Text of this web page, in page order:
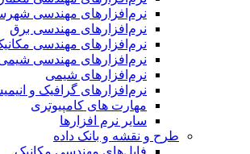
نرم‌افزارهای مهندسی شهرسازی
نرم‌افزارهای مهندسی برق
نرم‌افزارهای مهندسی مکانیک
نرم‌افزارهای مهندسی شیمی
نرم‌افزارهای شیمی
نرم‌افزارهای گرافیک و انیمیشن
مهارت های کامپیوتری
سایر نرم افزارها
طرح و نقشه و بانک داده
فایل‌های مهندسی مکانیک